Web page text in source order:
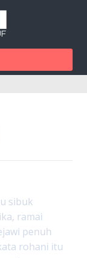
sibuk
ramai
penuh
rohani itu